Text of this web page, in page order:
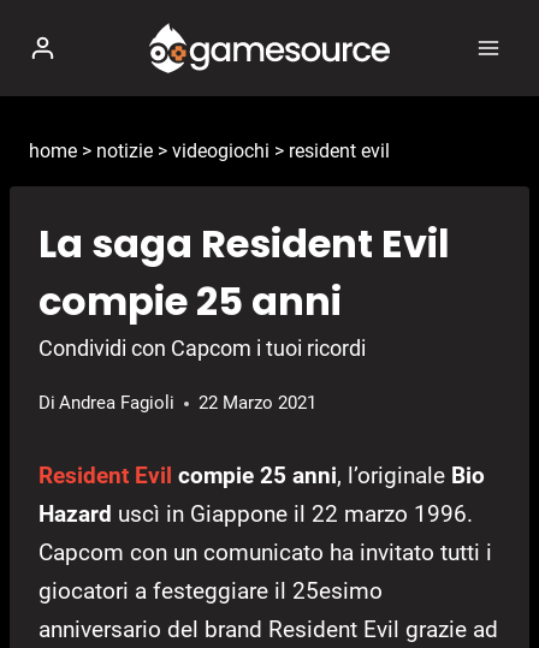
contenuto
home > notizie > videogiochi > resident evil
La saga Resident Evil
compie 25 anni
Condividi con Capcom i tuoi ricordi
Di Andrea Fagioli 22 Marzo 2021
Resident Evil compie 25 anni, l’originale Bio
Hazard uscì in Giappone il 22 marzo 1996.
Capcom con un comunicato ha invitato tutti i
giocatori a festeggiare il 25esimo
anniversario del brand Resident Evil grazie ad